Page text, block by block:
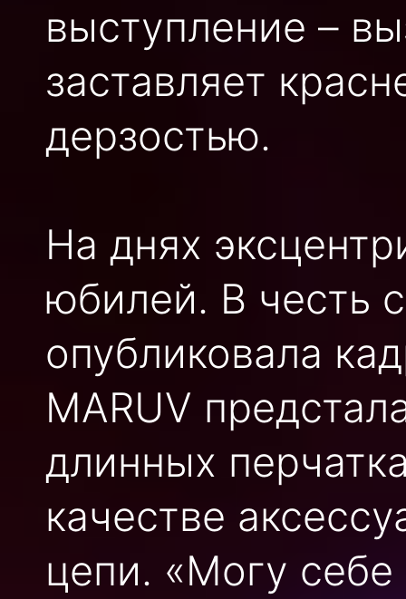
выступление –
заставляет
дерзостью.
На днях
юбилей. В честь
опубликовала
MARUV
длинных
качестве
цепи. «Могу себе